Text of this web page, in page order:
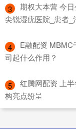
3
期权大本营 今
尖锐湿疣医院_患者_
4
​E融配资 MBMC
司起什么作用？
5
红腾网配资 上
构亮点纷呈